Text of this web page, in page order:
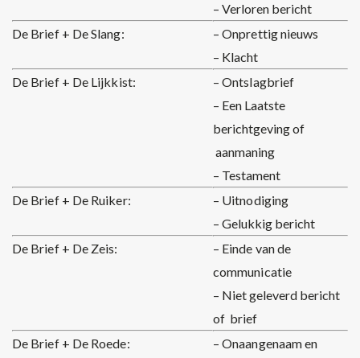
– Verloren bericht
De Brief + De Slang:
– Onprettig nieuws
– Klacht
De Brief + De Lijkkist:
– Ontslagbrief
– Een Laatste
berichtgeving of
aanmaning
– Testament
De Brief + De Ruiker:
– Uitnodiging
– Gelukkig bericht
De Brief + De Zeis:
– Einde van de
communicatie
– Niet geleverd bericht
of brief
De Brief + De Roede:
– Onaangenaam en